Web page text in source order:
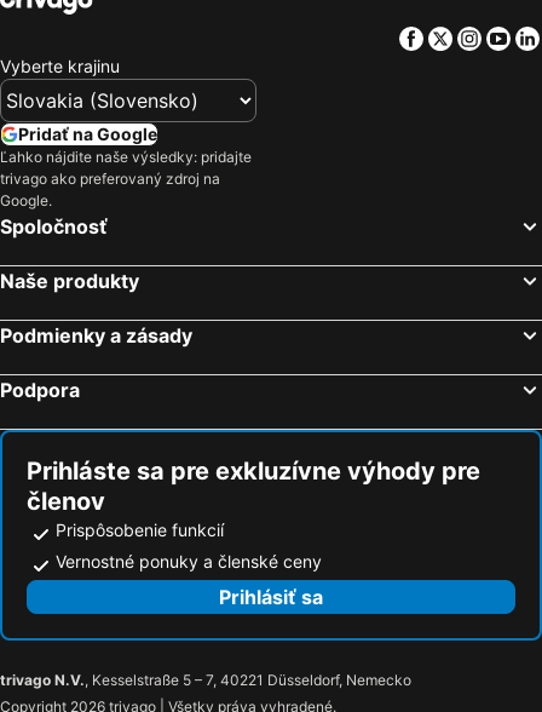
Hotel Grand Jasná
Hotel Flora
Hotel Demänová
Sorea J. Sverma
Hotel Klar
Hotel Jasná
Hotel Björnson & Björnson TREE HOUSES Jasná
Hotel SOREA MÁJ
Penzión Zivka
F - Team Hotel
Hotel Summit
Vila 27
Penzion Maria
Privát Voyage
Penzion Pribisko
Primula
Strachan Family Jasná
Privat Monika
Chalupa Liptovsky Mikulas
Elan
City Hotel Druzba
Steve
Garni
Facebook
Twitter
Vyberte krajinu
Pridať na Google
Ľahko nájdite naše výsledky: pridajte
trivago ako preferovaný zdroj na
Google.
Spoločnosť
Naše produkty
Podmienky a zásady
Podpora
Prihláste sa pre exkluzívne výhody pre
členov
Prispôsobenie funkcií
Vernostné ponuky a členské ceny
Prihlásiť sa
trivago N.V., Kesselstraße 5 – 7, 40221 Düsseldorf, Nemecko
Copyright 2026 trivago | Všetky práva vyhradené.